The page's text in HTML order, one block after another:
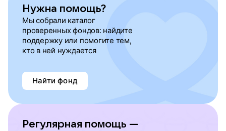
Нужна помощь?
Мы собрали каталог
проверенных фондов: найдите
поддержку или помогите тем,
кто в ней нуждается
Найти фонд
Регулярная помощь —